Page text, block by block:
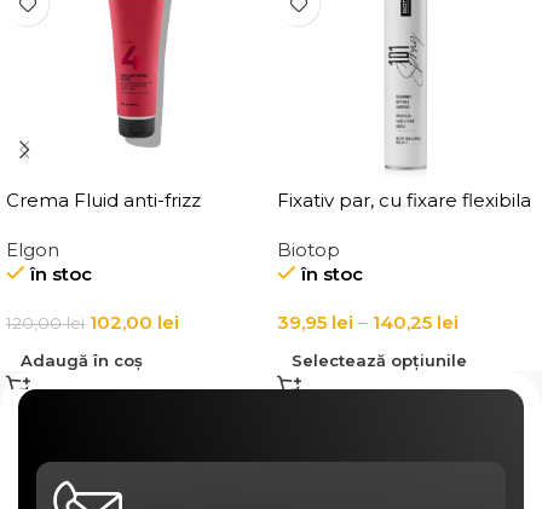
Crema Fluid anti-frizz
Slick Anti-Frizz Fluid
Elgon
în stoc
120,00lei 102,00 lei
Adaugă în coș
Fixativ par, cu fixare flexibila
Hairspray
Biotop
în stoc
39,95 lei – 140,25 lei
Selectează opțiunile